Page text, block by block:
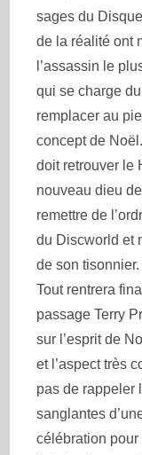
sages du
de la réalité ont
l’assassin le
qui se charge
remplacer au
concept de
doit retrouver le
nouveau dieu
remettre de
du Discworld et
de son tisonnier.
Tout rentrera
passage Terry
sur l’esprit de
etl’aspect très
pas de rappeler
sanglantes d’
célébration